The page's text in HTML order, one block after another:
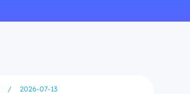
/ 2026-07-13